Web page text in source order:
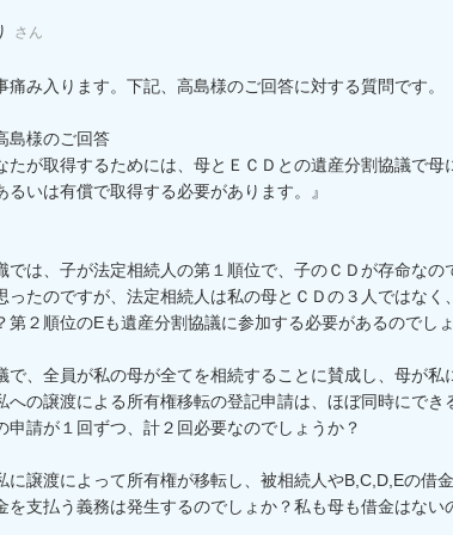
さん
痛み入ります。下記、高島様のご回答に対する質問です。
島様のご回答
たが取得するためには、母とＥＣＤとの遺産分割協議で
るいは有償で取得する必要があります。』
では、子が法定相続人の第１順位で、子のＣＤが存命なの
ったのですが、法定相続人は私の母とＣＤの３人ではなく
第２順位のEも遺産分割協議に参加する必要があるのでし
で、全員が私の母が全てを相続することに賛成し、母が私
への譲渡による所有権移転の登記申請は、ほぼ同時にでき
申請が１回ずつ、計２回必要なのでしょうか？
に譲渡によって所有権が移転し、被相続人やB,C,D,Eの借
を支払う義務は発生するのでしょか？私も母も借金はない